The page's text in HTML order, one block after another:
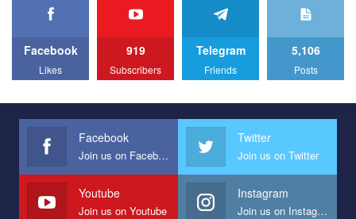
We appeal to your support and ask to help us implement our plan
All you have to do is to press "Like" below the video.
Эмоционально сильный ролик от команды "Гей-альянс
представляющий программу развития организации.
Мы просим вас поддержать нас и помочь нам реализовать
наш план по борьбе с насилием и дискриминацией на почве
СОГИ в Украине.
Все, что вам нужно сделать - это зайти на наш канал YouTube
Facebook
Likes
919
Subscribers
Telegram
Friends
5,106
Posts
Facebook
Join us on Facebook
Twitter
Join us on Twitter
Youtube
Join us on Youtube
Instagram
Join us on Instagram